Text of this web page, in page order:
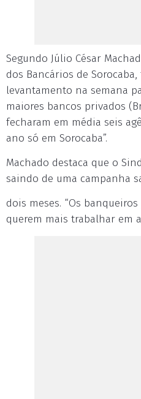
Segundo Júlio César
dos Bancários de
levantamento na semana
maiores bancos privados
fecharam em média seis
ano só em Sorocaba”.
Machado destaca que o
saindo de uma campanha
dois meses. “Os
querem mais trabalhar em